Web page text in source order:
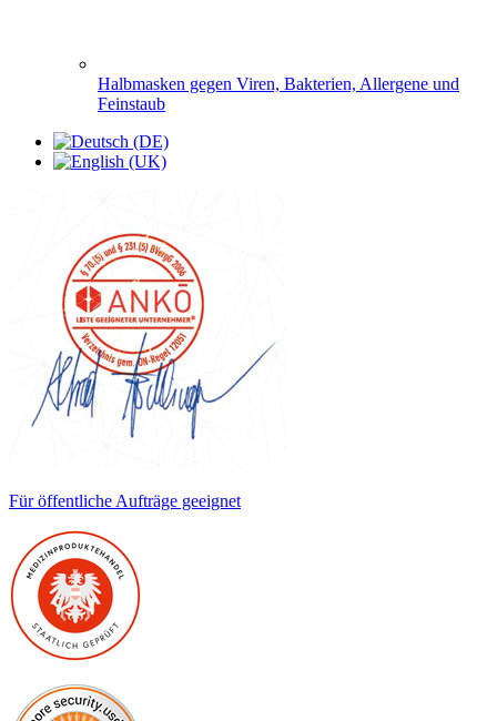
Halbmasken gegen Viren, Bakterien, Allergene und
Feinstaub
Für öffentliche Aufträge geeignet